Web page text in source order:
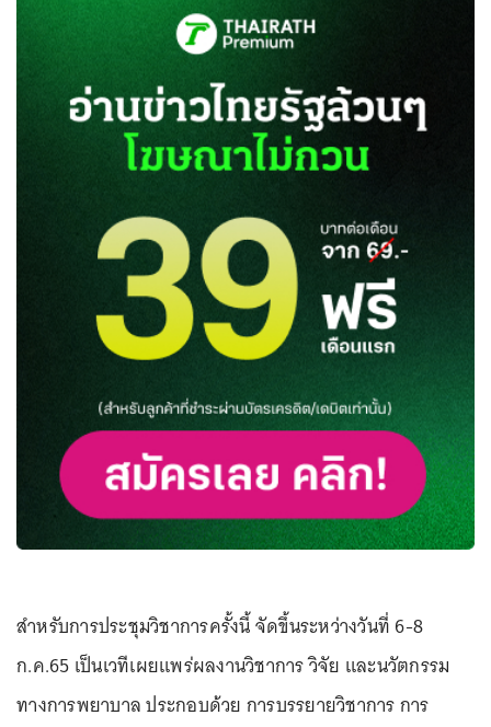
สำหรับการประชุมวิชาการครั้งนี้ จัดขึ้นระหว่างวันที่ 6-8
ก.ค.65 เป็นเวทีเผยแพร่ผลงานวิชาการ วิจัย และนวัตกรรม
ทางการพยาบาล ประกอบด้วย การบรรยายวิชาการ การ